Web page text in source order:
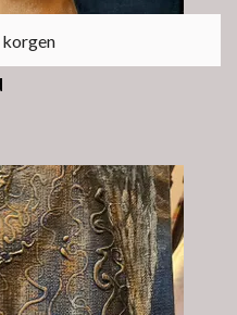
korgen